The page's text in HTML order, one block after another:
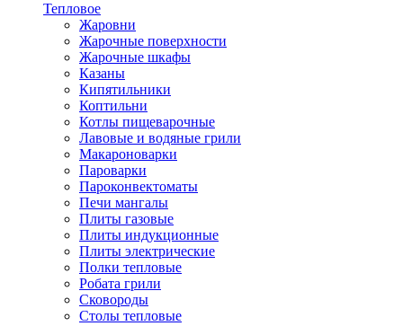
Тепловое
Жаровни
Жарочные поверхности
Жарочные шкафы
Казаны
Кипятильники
Коптильни
Котлы пищеварочные
Лавовые и водяные грили
Макароноварки
Пароварки
Пароконвектоматы
Печи мангалы
Плиты газовые
Плиты индукционные
Плиты электрические
Полки тепловые
Робата грили
Сковороды
Столы тепловые